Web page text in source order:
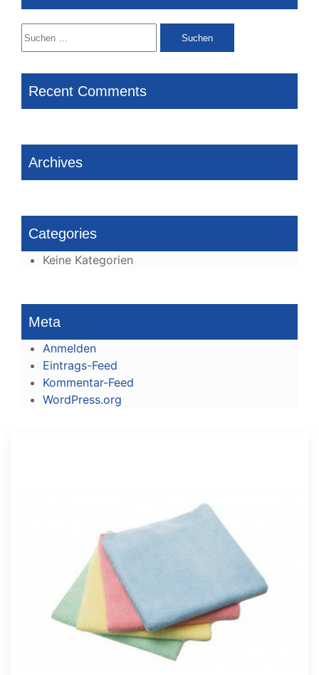
Suchen
nach:
Recent Comments
Archives
Categories
Keine Kategorien
Meta
Anmelden
Eintrags-Feed
Kommentar-Feed
WordPress.org